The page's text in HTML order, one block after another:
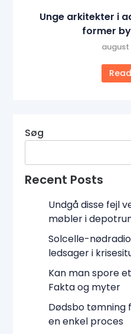
Unge arkitekter i
former
august
Søg
Recent Posts
Undgå disse fejl
møbler i
Solcelle-
ledsager i
Kan man spore
Fakta og myter
Dødsbo tømning
en enkel proces